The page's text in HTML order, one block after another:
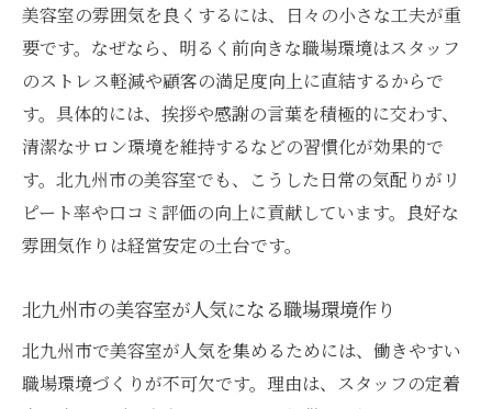
美容室の仲間割れが失客リスクを高める背
景
スタッフ同士の対立で経営悪化を招く理由
美容室運営に必要な早期トラブル対応策
仲間割れが美容室の収益に与える具体的な
影響
美容室でスタッフ離職が発生する前兆とは
信頼される美容室づくりのために今できること
美容室で実践できる信頼関係強化の工夫
スタッフの成長支援が美容室の魅力を高め
美容室の雰囲気を良くするには、日々の小さな工夫が重
要です。なぜなら、明るく前向きな職場環境はスタッフ
のストレス軽減や顧客の満足度向上に直結するからで
す。具体的には、挨拶や感謝の言葉を積極的に交わす、
清潔なサロン環境を維持するなどの習慣化が効果的で
す。北九州市の美容室でも、こうした日常の気配りがリ
ピート率や口コミ評価の向上に貢献しています。良好な
雰囲気作りは経営安定の土台です。
北九州市の美容室が人気になる職場環境作り
北九州市で美容室が人気を集めるためには、働きやすい
職場環境づくりが不可欠です。理由は、スタッフの定着